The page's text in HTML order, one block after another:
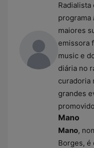
Radialista
programa
maiores
emissora
music e
diária no
curadoria
grandes
Mano
Mano,
Borges, é